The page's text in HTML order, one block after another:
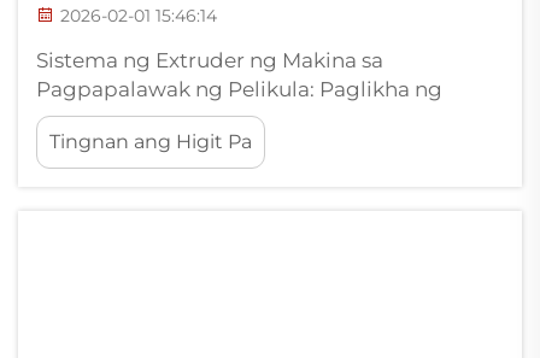
2026-02-01 15:46:14
Sistema ng Extruder ng Makina sa
Pagpapalawak ng Pelikula: Paglikha ng
Matunaw at Pagkakapare-pareho ng
Materyal Ang Hopper ng Pagsuplay at
Dynamics ng Screw para sa Estable na Daloy
Tingnan ang Higit Pa